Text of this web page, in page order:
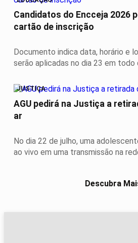
Candidatos do Encceja 2026
cartão de inscrição
Documento indica data, horário e
serão aplicadas no dia 23 em todo
JUSTIÇA
AGU pedirá na Justiça a
ar
No dia 22 de julho, uma
ao vivo em uma transmissão na
Descubra